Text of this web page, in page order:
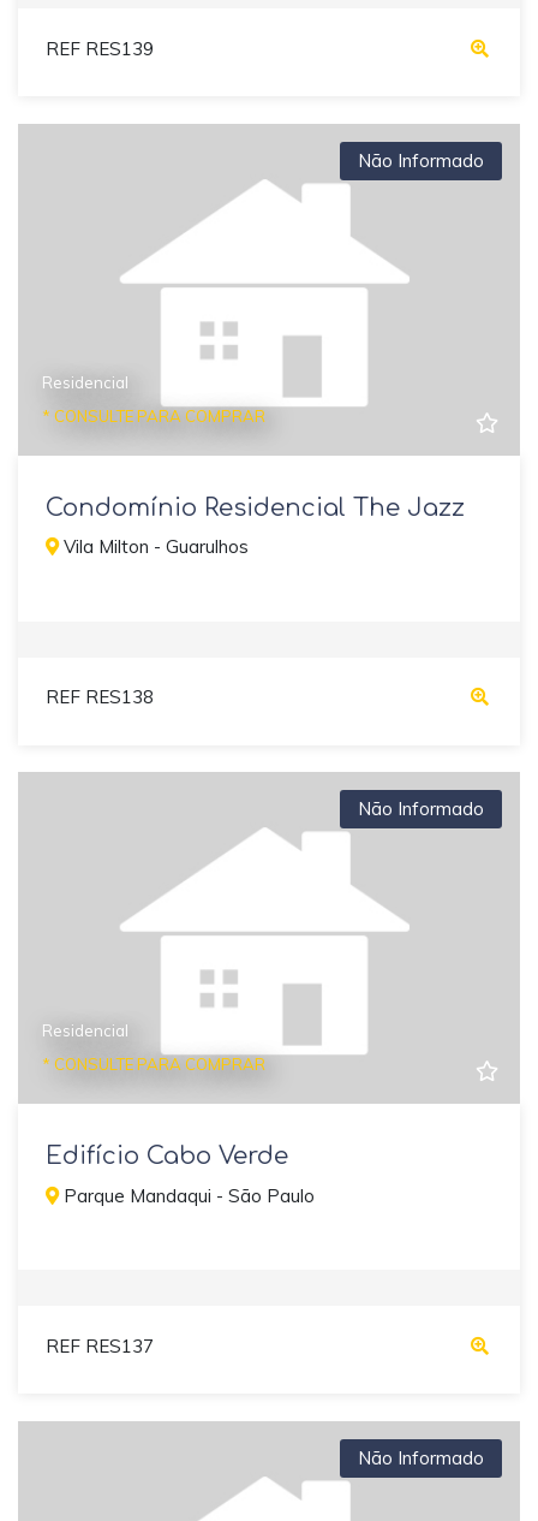
REF RES139
Não Informado
Residencial
* CONSULTE PARA COMPRAR
Condomínio Residencial The Jazz
Vila Milton - Guarulhos
REF RES138
Não Informado
Residencial
* CONSULTE PARA COMPRAR
Edifício Cabo Verde
Parque Mandaqui - São Paulo
REF RES137
Não Informado